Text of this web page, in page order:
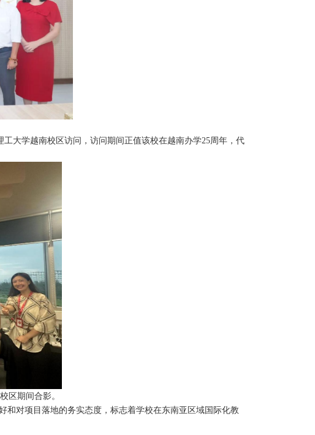
工大学越南校区访问 ，访问期间正值该校在越南办学25周年，代
区期间合影。
和对项目落地的务实态度，标志着学校在东南亚区域国际化教